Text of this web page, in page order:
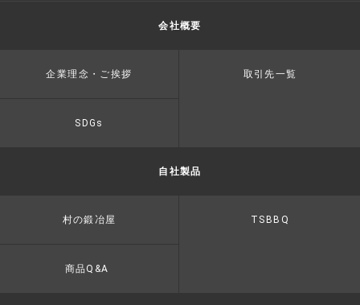
会社概要
企業理念・ご挨拶 取引先一覧
SDGs
自社製品
村の鍛冶屋 TSBBQ
商品Q&A